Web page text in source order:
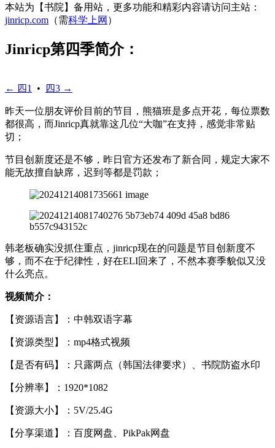
本站为【书院】备用站，更多功能和精彩内容请访问主站：
jinricp.com （需科学上网 ）
Jinricp第四季简介：
← 四1 • 四3 →
昨天一位朋友评价目前的节目，熊猫班是多点开花，每位票数
都很高，而Jinricp真就靠这几位“大咖”在支持，感觉非常贴
切；
节目创新度还是不够，昨日官方还发布了新合同，规定大家不
能无故擅自缺席，迟到等都是罚款；
韩老板确实没抓住重点，jinricp现在的问题是节目创新度不
够，而不在于纪律性，好在ELI回来了，不然本赛季貌似又没
什么亮点。
视频简介：
【资源语言】：中韩双语字幕
【资源类型】：mp4格式视频
【是否有码】：只露两点（韩国法律要求）、书院防盗水印
【分辨率】：1920*1082
【资源大小】：5V/25.4G
【分享渠道】：百度网盘、PikPak网盘